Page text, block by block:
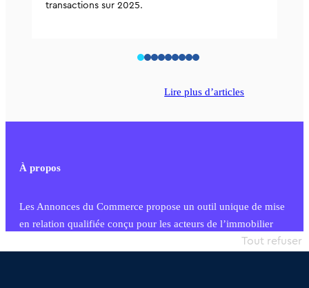
transactions sur 2025.
Lire plus d’articles
À propos
Les Annonces du Commerce propose un outil unique de mise
en relation qualifiée conçu pour les acteurs de l’immobilier
commercial et les collectivités territoriales, simple et intégrant
Tout refuser